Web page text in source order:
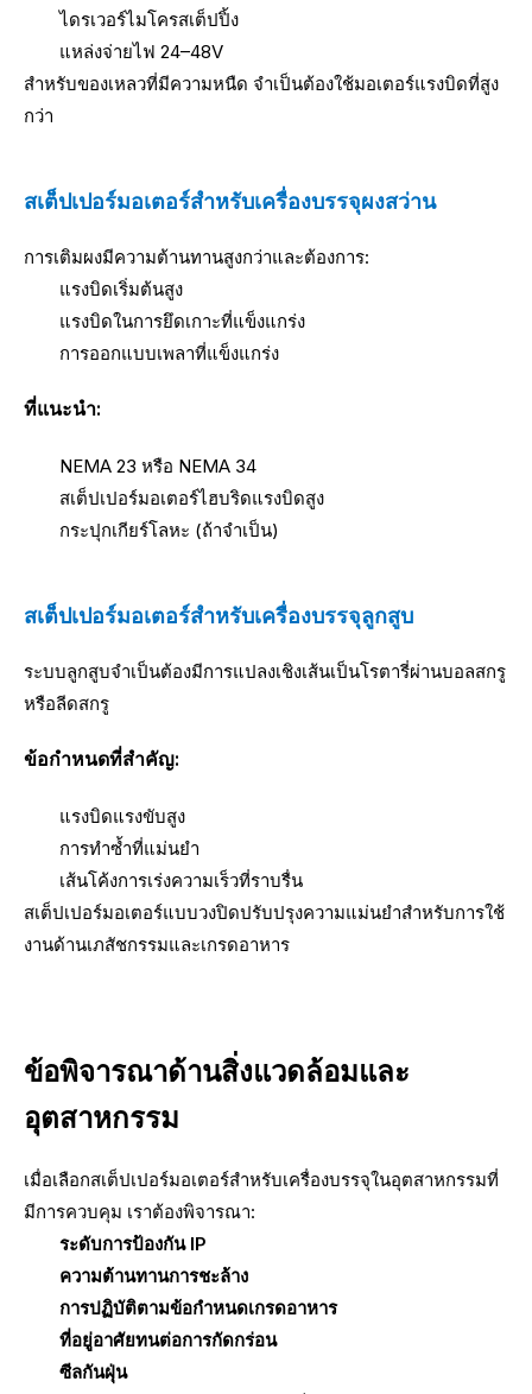
ไดรเวอร์ไมโครสเต็ปปิ้ง
แหล่งจ่ายไฟ 24–48V
สำหรับของเหลวที่มีความหนืด จำเป็นต้องใช้มอเตอร์แรงบิดที่สูง
กว่า
สเต็ปเปอร์มอเตอร์สำหรับเครื่องบรรจุผงสว่าน
การเติมผงมีความต้านทานสูงกว่าและต้องการ:
แรงบิดเริ่มต้นสูง
แรงบิดในการยึดเกาะที่แข็งแกร่ง
การออกแบบเพลาที่แข็งแกร่ง
ที่แนะนำ:
NEMA 23 หรือ NEMA 34
สเต็ปเปอร์มอเตอร์ไฮบริดแรงบิดสูง
กระปุกเกียร์โลหะ (ถ้าจำเป็น)
สเต็ปเปอร์มอเตอร์สำหรับเครื่องบรรจุลูกสูบ
ระบบลูกสูบจำเป็นต้องมีการแปลงเชิงเส้นเป็นโรตารี่ผ่านบอลสกรู
หรือลีดสกรู
ข้อกำหนดที่สำคัญ:
แรงบิดแรงขับสูง
การทำซ้ำที่แม่นยำ
เส้นโค้งการเร่งความเร็วที่ราบรื่น
สเต็ปเปอร์มอเตอร์แบบวงปิดปรับปรุงความแม่นยำสำหรับการใช้
งานด้านเภสัชกรรมและเกรดอาหาร
ข้อพิจารณาด้านสิ่งแวดล้อมและ
อุตสาหกรรม
เมื่อเลือกสเต็ปเปอร์มอเตอร์สำหรับเครื่องบรรจุในอุตสาหกรรมที่
มีการควบคุม เราต้องพิจารณา:
ระดับการป้องกัน IP
ความต้านทานการชะล้าง
การปฏิบัติตามข้อกำหนดเกรดอาหาร
ที่อยู่อาศัยทนต่อการกัดกร่อน
ซีลกันฝุ่น